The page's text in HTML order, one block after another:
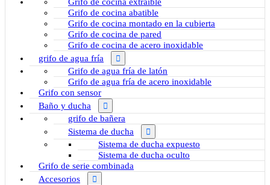
Grifo de cocina extraíble
Grifo de cocina abatible
Grifo de cocina montado en la cubierta
Grifo de cocina de pared
Grifo de cocina de acero inoxidable
grifo de agua fría
Grifo de agua fría de latón
Grifo de agua fría de acero inoxidable
Grifo con sensor
Baño y ducha
grifo de bañera
Sistema de ducha
Sistema de ducha expuesto
Sistema de ducha oculto
Grifo de serie combinada
Accesorios